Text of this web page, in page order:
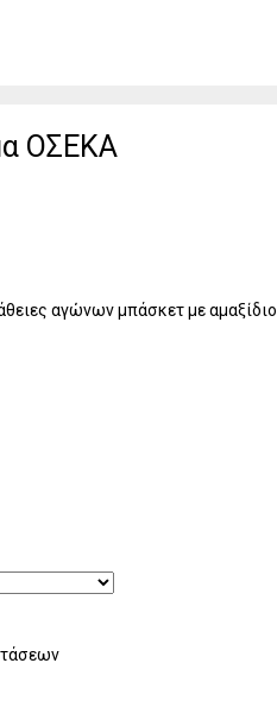
ΟΣΕΚΑ
αγώνων μπάσκετ με αμαξίδιο.